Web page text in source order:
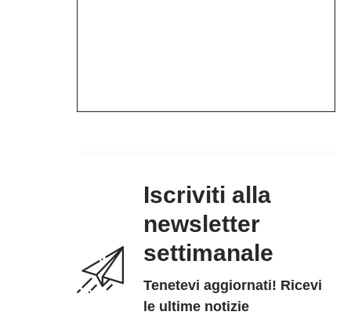
Iscriviti alla
newsletter
settimanale
Tenetevi aggiornati! Ricevi
le ultime notizie